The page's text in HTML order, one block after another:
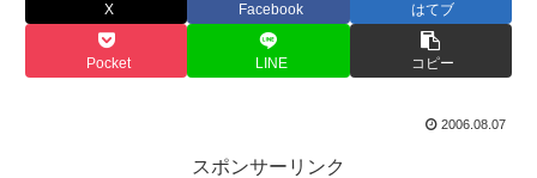
X Facebook はてブ
Pocket LINE コピー
2006.08.07
スポンサーリンク